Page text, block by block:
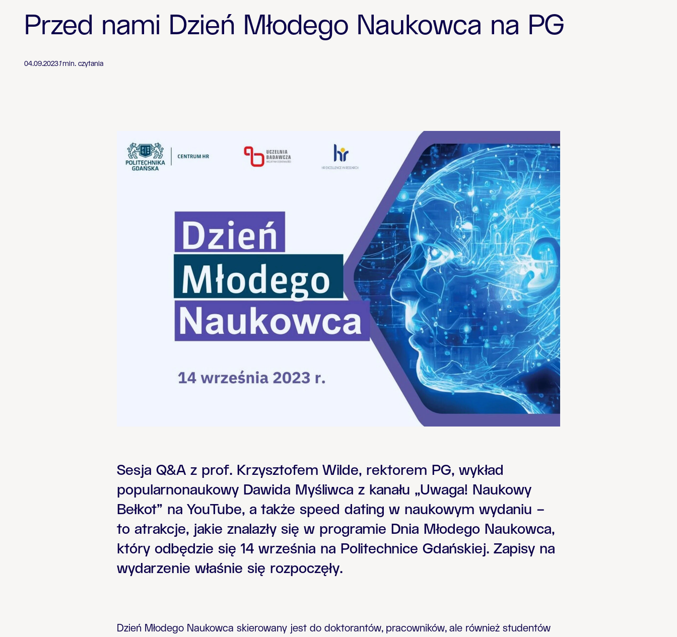
Przed nami Dzień Młodego Naukowca na PG
04.09.20231min. czytania
Sesja Q&A z prof. Krzysztofem Wilde, rektorem PG, wykład
popularnonaukowy Dawida Myśliwca z kanału „Uwaga! Naukowy
Bełkot” na YouTube, a także speed dating w naukowym wydaniu –
to atrakcje, jakie znalazły się w programie Dnia Młodego Naukowca,
który odbędzie się 14 września na Politechnice Gdańskiej. Zapisy na
wydarzenie właśnie się rozpoczęły.
Dzień Młodego Naukowca skierowany jest do doktorantów, pracowników, ale również studentów